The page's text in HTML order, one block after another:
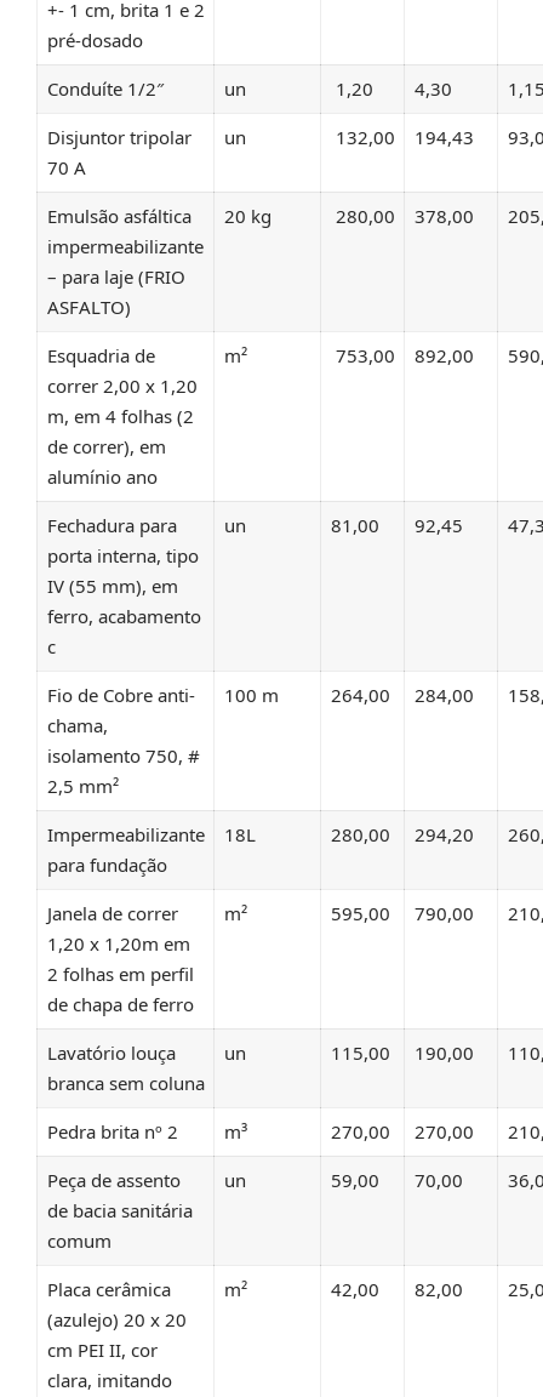
+- 1 cm, brita 1 e 2
pré-dosado
Conduíte 1/2″
un 1,20 4,30
Disjuntor tripolar
70 A
un 132,00 194,43
Emulsão asfáltica
impermeabilizante
– para laje (FRIO
ASFALTO)
20 kg 280,00 378,00
Esquadria de
correr 2,00 x 1,20
m, em 4 folhas (2
de correr), em
alumínio ano
m² 753,00 892,00
Fechadura para
porta interna, tipo
IV (55 mm), em
ferro, acabamento
c
un 81,00 92,45
Fio de Cobre anti-
chama,
isolamento 750, #
2,5 mm²
100 m 264,00 284,00
Impermeabilizante
para fundação
18L 280,00 294,20
Janela de correr
1,20 x 1,20m em
2 folhas em perfil
de chapa de ferro
m² 595,00 790,00
Lavatório louça
branca sem coluna
un 115,00 190,00
Pedra brita nº 2 m³ 270,00 270,00
Peça de assento
de bacia sanitária
comum
un 59,00 70,00
Placa cerâmica
(azulejo) 20 x 20
cm PEI II, cor
clara, imitando
m² 42,00 82,00